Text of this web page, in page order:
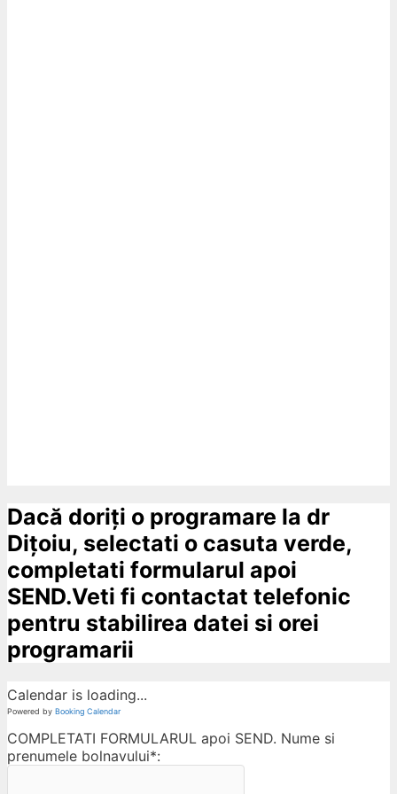
Dacă doriți o programare la dr
Dițoiu, selectati o casuta verde,
completati formularul apoi
SEND.Veti fi contactat telefonic
pentru stabilirea datei si orei
programarii
Calendar is loading...
Powered by Booking Calendar
COMPLETATI FORMULARUL apoi SEND. Nume si
prenumele bolnavului*: